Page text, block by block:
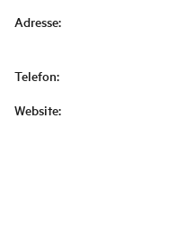
Adresse:
Telefon:
Website: